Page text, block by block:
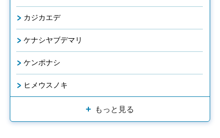
カジカエデ
ケナシヤブデマリ
ケンポナシ
ヒメウスノキ
もっと見る